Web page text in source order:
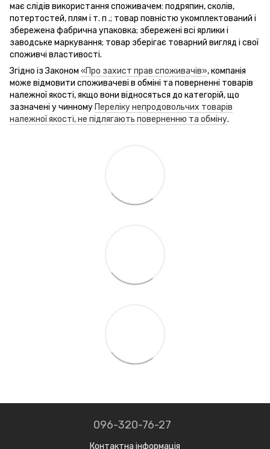
має слідів використання споживачем: подряпин, сколів,
потертостей, плям і т. п .; товар повністю укомплектований і
збережена фабрична упаковка; збережені всі ярлики і
заводське маркування; товар зберігає товарний вигляд і свої
споживчі властивості.
Згідно із Законом «Про захист прав споживачів», компанія
може відмовити споживачеві в обміні та поверненні товарів
належної якості, якщо вони відносяться до категорій, що
зазначені у чинному Переліку непродовольчих товарів
належної якості, не підлягають поверненню та обміну.
096-320-76-27
Контактна інформація